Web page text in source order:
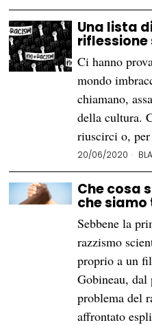
Una lista
riflessione
Ci hanno
mondo
chiamano,
della cultura.
riuscirci o,
20/06/2020
Che cosa
che
Sebbene la
razzismo
proprio a un
Gobineau,
problema del
affrontato